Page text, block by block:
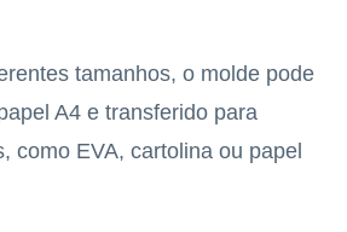
tamanhos, o molde pode
A4 e transferido para
como EVA, cartolina ou papel